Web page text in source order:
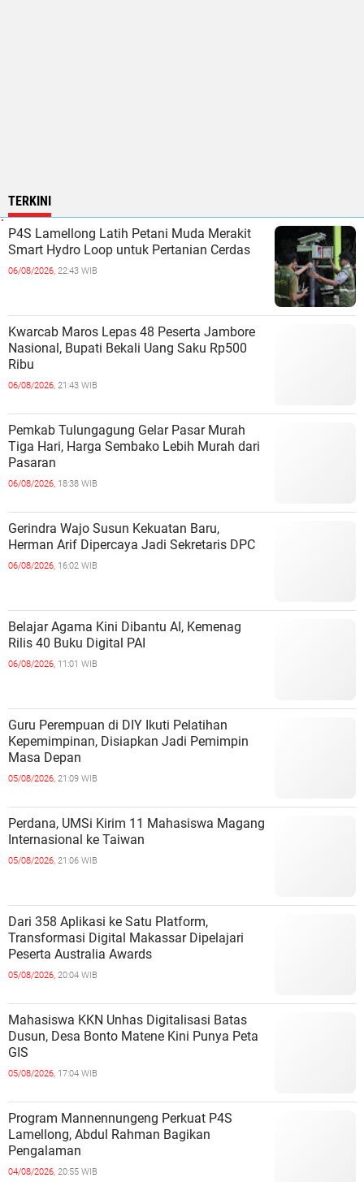
TERKINI
P4S Lamellong Latih Petani Muda Merakit
Smart Hydro Loop untuk Pertanian Cerdas
06/08/2026, 22:43 WIB
Kwarcab Maros Lepas 48 Peserta Jambore
Nasional, Bupati Bekali Uang Saku Rp500
Ribu
06/08/2026, 21:43 WIB
Pemkab Tulungagung Gelar Pasar Murah
Tiga Hari, Harga Sembako Lebih Murah dari
Pasaran
06/08/2026, 18:38 WIB
Gerindra Wajo Susun Kekuatan Baru,
Herman Arif Dipercaya Jadi Sekretaris DPC
06/08/2026, 16:02 WIB
Belajar Agama Kini Dibantu AI, Kemenag
Rilis 40 Buku Digital PAI
06/08/2026, 11:01 WIB
Guru Perempuan di DIY Ikuti Pelatihan
Kepemimpinan, Disiapkan Jadi Pemimpin
Masa Depan
05/08/2026, 21:09 WIB
Perdana, UMSi Kirim 11 Mahasiswa Magang
Internasional ke Taiwan
05/08/2026, 21:06 WIB
Dari 358 Aplikasi ke Satu Platform,
Transformasi Digital Makassar Dipelajari
Peserta Australia Awards
05/08/2026, 20:04 WIB
Mahasiswa KKN Unhas Digitalisasi Batas
Dusun, Desa Bonto Matene Kini Punya Peta
GIS
05/08/2026, 17:04 WIB
Program Mannennungeng Perkuat P4S
Lamellong, Abdul Rahman Bagikan
Pengalaman
04/08/2026, 20:55 WIB